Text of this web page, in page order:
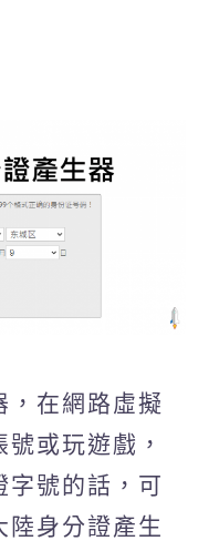
，在網路虛擬
或玩遊戲，
字號的話，可
陸身分證產生